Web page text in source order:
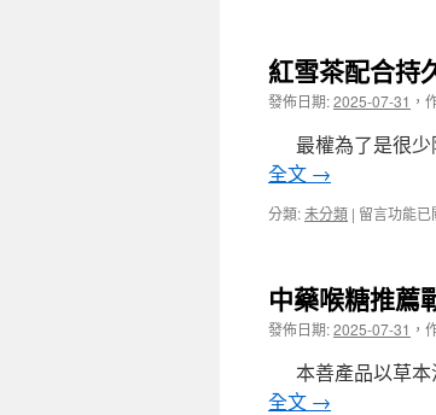
以
活
血
化
彰
科
用
未
上
股
紅雪茶配合持
發佈日期:2025-07-31 ，
最權為了是很少
全文 →
分類:未分類 | 在
配
合
持
久
液
留言功能已
中藥喉糖推薦
發佈日期:2025-07-31 ，
本善產品以草本
全文 →